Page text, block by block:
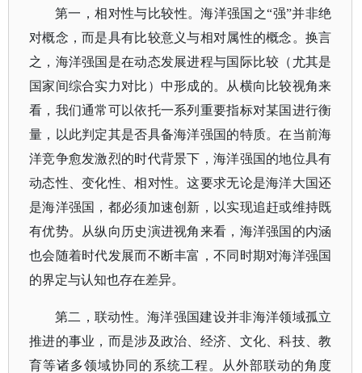
第一，相对性与比较性。海洋强国之“强”并非绝
对概念，而是具有比较意义与相对属性的概念。换言
之，海洋强国是在动态发展进程与国际比较（尤其是
国家间综合实力对比）中形成的。从横向比较视角来
看，我们通常可以依托一系列重要指标对某国进行衡
量，以此判定其是否具备海洋强国的特质。在当前海
洋竞争愈发激烈的时代背景下，海洋强国的地位具有
动态性、变化性、相对性。这要求无论是海洋大国还
是海洋强国，都必须加速创新，以实现追赶或维持既
有优势。从纵向历史演进视角来看，海洋强国的内涵
也会随着时代发展而不断丰富，不同时期对海洋强国
的界定与认知也存在差异。
第二，联动性。海洋强国建设并非海洋领域孤立
推进的事业，而是涉及政治、经济、文化、科技、教
育等诸多领域协同的系统工程。从外部联动的角度